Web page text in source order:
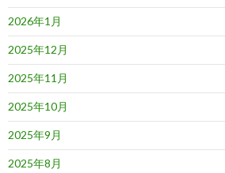
2026年1月
2025年12月
2025年11月
2025年10月
2025年9月
2025年8月